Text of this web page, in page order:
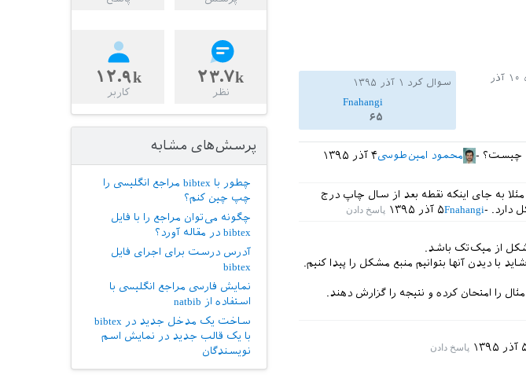
۱۰ آذر
سوال کرد ۱ آذر ۱۳۹۵
Fnahangi
۶۵
چیست؟ ۴ آذر ۱۳۹۵محمود امین‌طوسی
به جای اینکه نقطه بعد از سال چاپ درج
دارد.
۵ آذر ۱۳۹۵Fnahangi
از میک‌تک باشد.
۲۳.۷k
نظر
۱۲.۹k
کاربر
پرسش‌های مشابه
چطور با bibtex مراجع انگلیسی را
چپ چین کنم؟
چگونه می‌توان مراجع را با فایل
bibtex در مقاله آورد؟
آدرس درست برای اجرای فایل
bibtex
نمایش فارسی مراجع انگلیسی با
استفاده از natbib
ساخت یک مدخل جدید در bibtex
با یک قالب جدید در نمایش اسم
نویسندگان